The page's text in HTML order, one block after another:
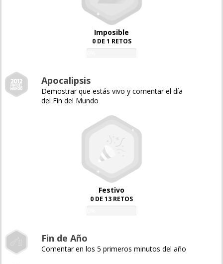
Imposible
0 DE 1 RETOS
Apocalipsis
Demostrar que estás vivo y comentar el día
del Fin del Mundo
Festivo
0 DE 13 RETOS
Fin de Año
Comentar en los 5 primeros minutos del año